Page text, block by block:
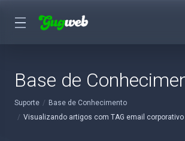
Base de
Suporte
Base de Conhecimento
Visualizando artigos com TAG email corporativo